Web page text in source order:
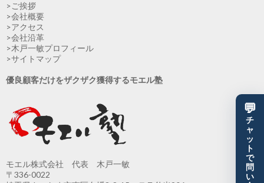
>ご挨拶
>会社概要
>アクセス
>会社沿革
>木戸一敏プロフィール
>サイトマップ
優良顧客だけをザクザク獲得するモエル塾
モエル株式会社 代表 木戸一敏
〒336-0022
💬
チ
ャ
ッ
ト
で
問
い